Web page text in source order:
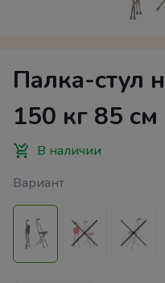
Палка-стул
150 кг 85
В наличии
Вариант